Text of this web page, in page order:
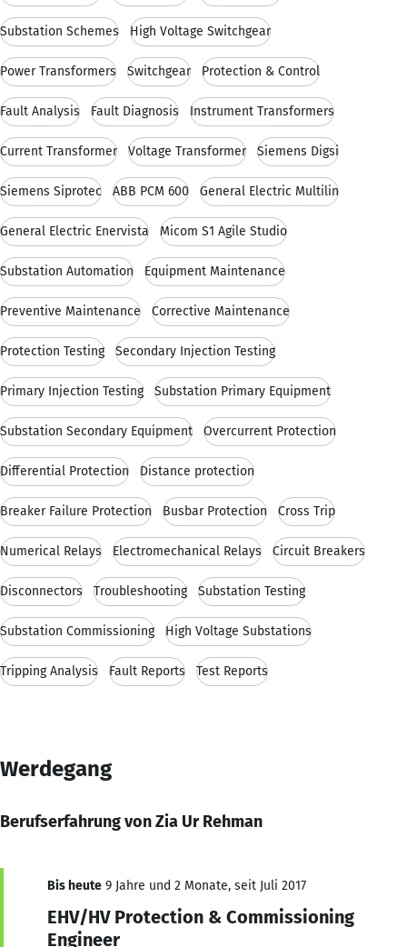
Substation Schemes High Voltage Switchgear
Power Transformers Switchgear Protection & Control
Fault Analysis Fault Diagnosis Instrument Transformers
Current Transformer Voltage Transformer Siemens Digsi
Siemens Siprotec ABB PCM 600 General Electric Multilin
General Electric Enervista Micom S1 Agile Studio
Substation Automation Equipment Maintenance
Preventive Maintenance Corrective Maintenance
Protection Testing Secondary Injection Testing
Primary Injection Testing Substation Primary Equipment
Substation Secondary Equipment Overcurrent Protection
Differential Protection Distance protection
Breaker Failure Protection Busbar Protection Cross Trip
Numerical Relays Electromechanical Relays Circuit Breakers
Disconnectors Troubleshooting Substation Testing
Substation Commissioning High Voltage Substations
Tripping Analysis Fault Reports Test Reports
Werdegang
Berufserfahrung von Zia Ur Rehman
Bis heute 9 Jahre und 2 Monate, seit Juli 2017
EHV/HV Protection & Commissioning
Engineer